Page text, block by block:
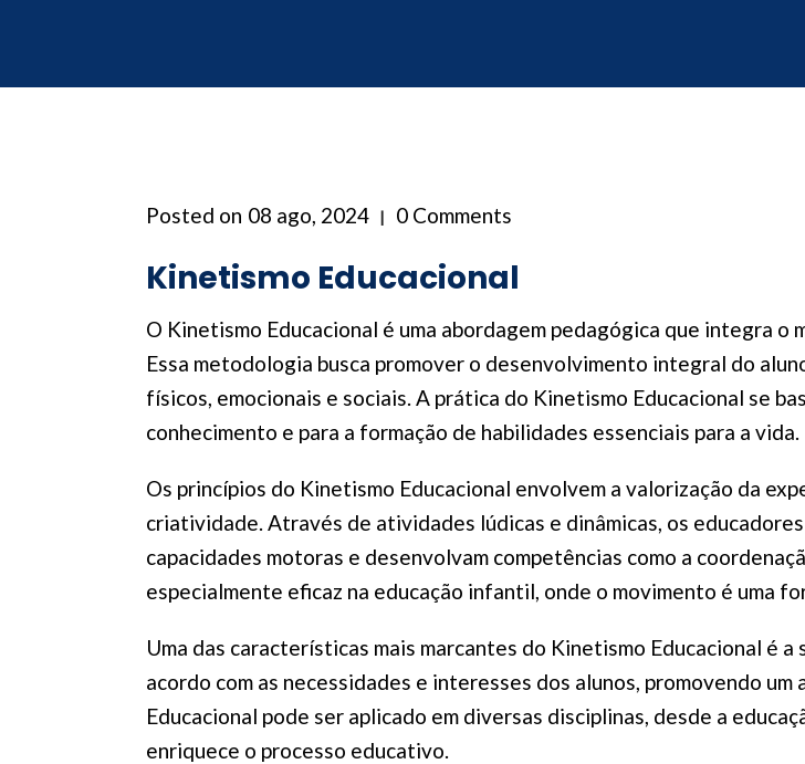
Posted on 08 ago, 2024 0 Comments
Kinetismo Educacional
O Kinetismo Educacional é uma abordagem pedagógica que integra
Essa metodologia busca promover o desenvolvimento integral do
físicos, emocionais e sociais. A prática do Kinetismo Educacional se
conhecimento e para a formação de habilidades essenciais para a vida.
Os princípios do Kinetismo Educacional envolvem a valorização da
criatividade. Através de atividades lúdicas e dinâmicas, os
capacidades motoras e desenvolvam competências como a
especialmente eficaz na educação infantil, onde o movimento é uma
Uma das características mais marcantes do Kinetismo Educacional é
acordo com as necessidades e interesses dos alunos, promovendo
Educacional pode ser aplicado em diversas disciplinas, desde a
enriquece o processo educativo.